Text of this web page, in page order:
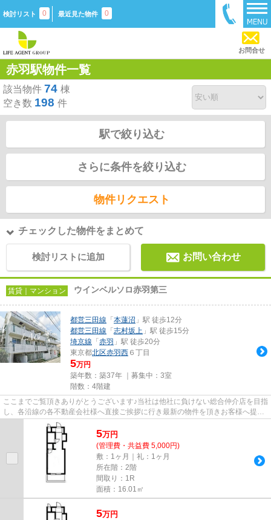
検討リスト 0 最近見た物件 0
お問合せ
赤羽駅物件一覧
該当物件 74 棟
空き数 198 件
駅で絞り込む
さらに条件を絞り込む
物件リクエスト
チェックした物件をまとめて
検討リストに追加 お問い合わせ
賃貸｜マンション ウインベルソロ赤羽第三
都営三田線 「 本蓮沼 」駅 徒歩12分
都営三田線 「 志村坂上 」駅 徒歩15分
埼京線 「 赤羽 」駅 徒歩20分
東京都北区赤羽西 ６丁目
5万円
築年数：築37年 ｜募集中： 3室
階数：4階建
ここまでご覧頂きありがとうございます♪当社は他社に負けない総合仲介店を目指
し、各沿線の各不動産会社様へ直接ご挨拶に行き最新の物件を頂きお客様へ提供
しております！最新の情報は...
5万円
(管理費・共益費 5,000円)
敷：1ヶ月｜礼：1ヶ月
所在階：2階
間取り：1R
面積：16.01㎡
5万円